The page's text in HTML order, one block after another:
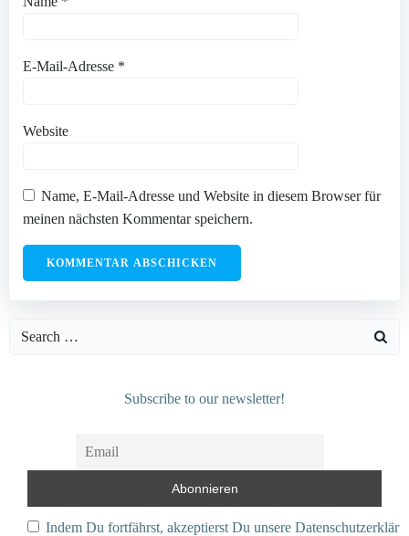
E-Mail-Adresse *
Website
Name, E-Mail-Adresse und Website in diesem Browser für
meinen nächsten Kommentar speichern.
Search
Subscribe to our newsletter!
Indem Du fortfährst, akzeptierst Du unsere